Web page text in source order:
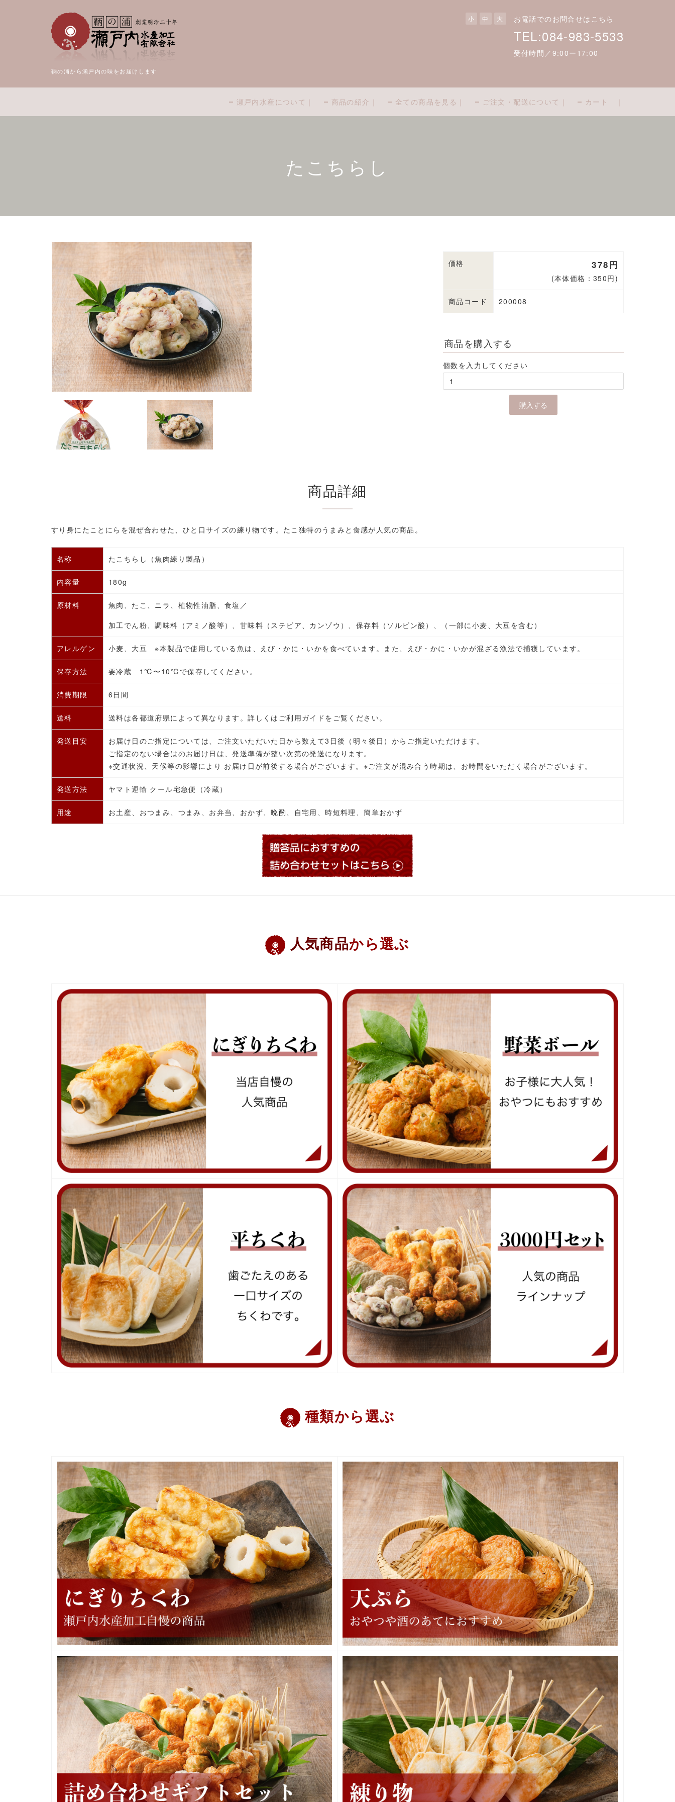
鞆の浦から瀬戸内の味をお届けします
お電話でのお問合せはこちら
TEL:084-983-5533
受付時間／9:00ー17:00
小 中 大
瀬戸内水産について｜ 商品の紹介｜ 全ての商品を見る｜ ご注文・配送について｜ カート ｜
たこちらし
価格 378円
(本体価格：350円)
商品コード 200008
商品を購入する
個数を入力してください
商品詳細
すり身にたことにらを混ぜ合わせた、ひと口サイズの練り物です。たこ独特のうまみと食感が人気の商品。
名称 たこちらし （魚肉練り製品）
内容量 180g
原材料 魚肉、たこ、ニラ、植物性油脂、食塩 ／
加工でん粉、調味料（アミノ酸等）、甘味料（ステビア、カンゾウ）、 保存料（ソルビン酸）、 （一部に小麦、大豆を含む）
アレルゲン 小麦、大豆 ※本製品で使用している魚は、えび・かに・いかを食べています。また、えび・かに・いかが混ざる漁法で捕獲しています。
保存方法 要冷蔵 1℃〜10℃で保存してください。
消費期限 6日間
送料 送料は各都道府県によって異なります。詳しくはご利用ガイドをご覧ください。
発送目安
お届け日のご指定については、ご注文いただいた日から数えて3日後（明々後日）からご指定いただけます。
ご指定のない場合はのお届け日は、発送準備が整い次第の発送になります。
※交通状況、天候等の影響により お届け日が前後する場合がございます。 ※ご注文が混み合う時期は、お時間をいただく場合がございます。
発送方法 ヤマト運輸 クール宅急便（冷蔵）
用途 お土産、おつまみ、つまみ、お弁当、おかず、晩酌、自宅用、時短料理、簡単おかず
人気商品から選ぶ
種類から選ぶ